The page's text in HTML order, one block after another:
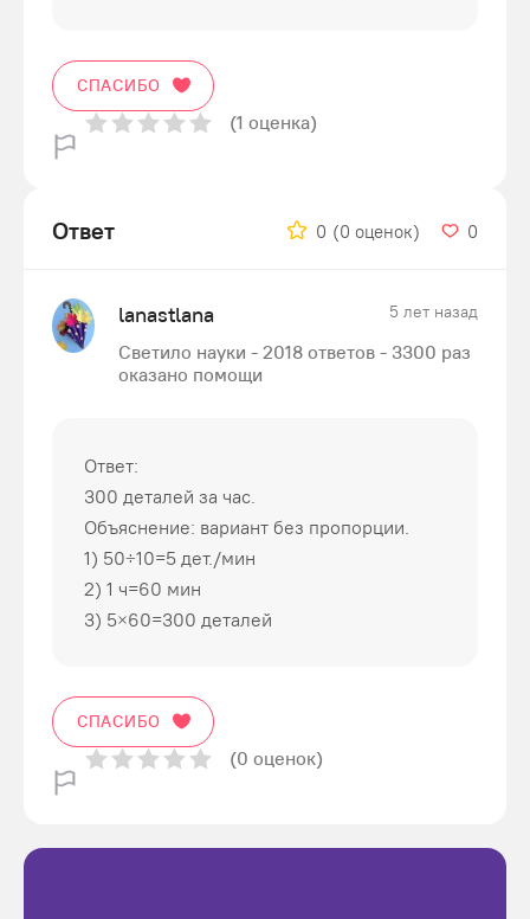
СПАСИБО
(1 оценка)
Ответ 0 (0 оценок) 0
lanastlana 5 лет назад
Светило науки - 2018 ответов - 3300 раз
оказано помощи
Ответ:
300 деталей за час.
Объяснение: вариант без пропорции.
1) 50÷10=5 дет./мин
2) 1 ч=60 мин
3) 5×60=300 деталей
СПАСИБО
(0 оценок)